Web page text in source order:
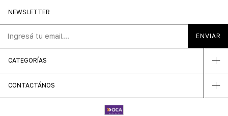
NEWSLETTER
CATEGORÍAS
CONTACTÁNOS